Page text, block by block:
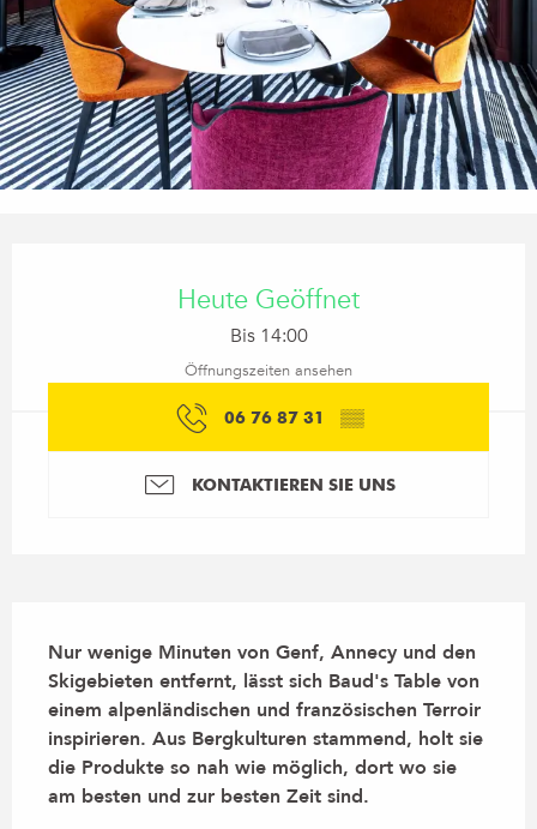
Heute Geöffnet
Bis 14:00
Öffnungszeiten ansehen
06 76 87 31 ▒▒
KONTAKTIEREN SIE UNS
Nur wenige Minuten von Genf, Annecy und den
Skigebieten entfernt, lässt sich Baud's Table von
einem alpenländischen und französischen Terroir
inspirieren. Aus Bergkulturen stammend, holt sie
die Produkte so nah wie möglich, dort wo sie
am besten und zur besten Zeit sind.